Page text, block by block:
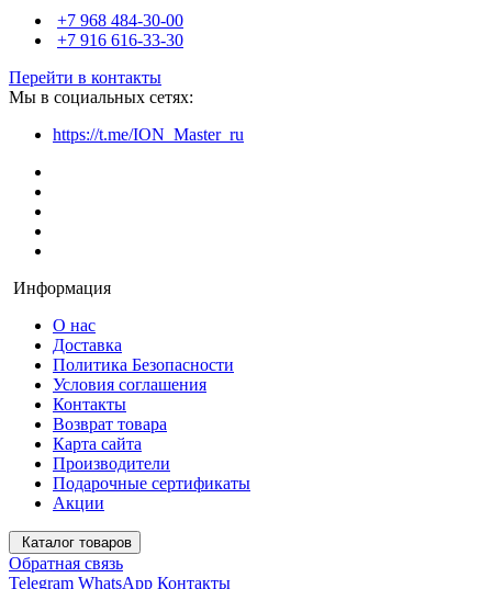
+7 968 484-30-00
+7 916 616-33-30
Перейти в контакты
Мы в социальных сетях:
https://t.me/ION_Master_ru
Информация
О нас
Доставка
Политика Безопасности
Условия соглашения
Контакты
Возврат товара
Карта сайта
Производители
Подарочные сертификаты
Акции
Каталог товаров
Обратная связь
Telegram WhatsApp Контакты